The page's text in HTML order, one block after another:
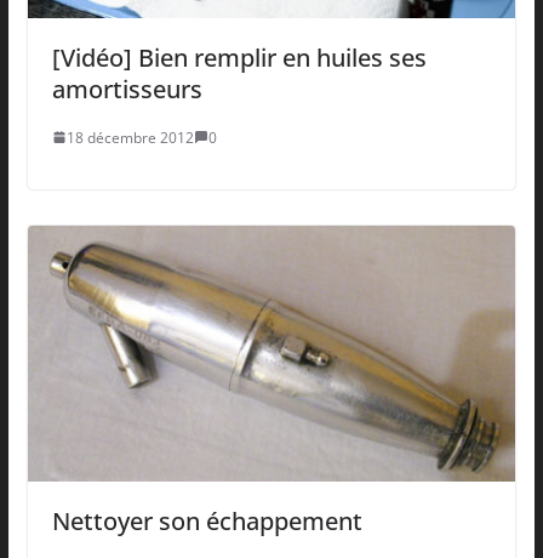
[Vidéo] Bien remplir en huiles ses
amortisseurs
18 décembre 2012 0
Nettoyer son échappement